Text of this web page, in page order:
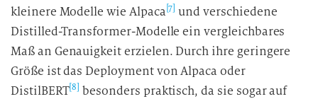
kleinere Modelle wie Alpaca [7] und verschiedene
Distilled-Transformer-Modelle ein vergleichbares
Maß an Genauigkeit erzielen. Durch ihre geringere
Größe ist das Deployment von Alpaca oder
DistilBERT[8] besonders praktisch, da sie sogar auf